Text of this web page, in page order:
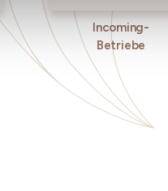
Incoming-
Betriebe